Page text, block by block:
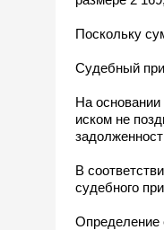
Поскольку
Судебный
На основании
иском не
В
судебного
Определение